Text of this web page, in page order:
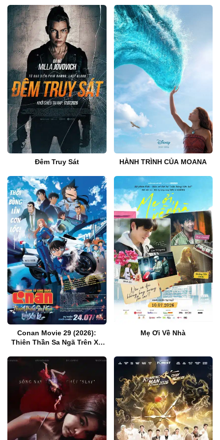
Đêm Truy Sát HÀNH TRÌNH CỦA MOANA
Conan Movie 29 (2026):
Thiên Thần Sa Ngã Trên Xa
Mẹ Ơi Về Nhà